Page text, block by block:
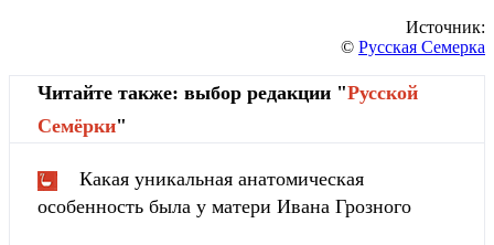
Источник:
© Русская Семерка
Читайте также: выбор редакции "Русской
Cемёрки"
Какая уникальная анатомическая
особенность была у матери Ивана Грозного